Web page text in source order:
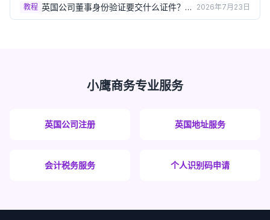
教程 英国公司董事身份验证要交什么证件？
Group A/B文件清单详解（2026）
2026年7月23日
小鹰商务专业服务
英国公司注册 英国地址服务
会计税务服务 个人识别码申请